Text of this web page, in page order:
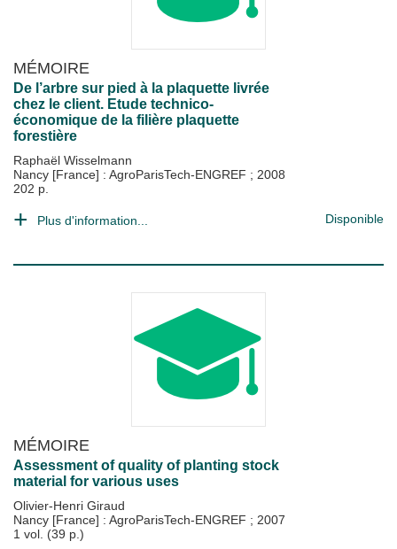
MÉMOIRE
De l’arbre sur pied à la plaquette livrée
chez le client. Etude technico-
économique de la filière plaquette
forestière
Raphaël Wisselmann
Nancy [France] : AgroParisTech-ENGREF ; 2008
202 p.
Plus d'information... Disponible
MÉMOIRE
Assessment of quality of planting stock
material for various uses
Olivier-Henri Giraud
Nancy [France] : AgroParisTech-ENGREF ; 2007
1 vol. (39 p.)